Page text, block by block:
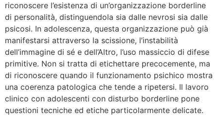
riconoscere l’esistenza di un’organizzazione borderline
di personalità, distinguendola sia dalle nevrosi sia dalle
psicosi. In adolescenza, questa organizzazione può già
manifestarsi attraverso la scissione, l’instabilità
dell’immagine di sé e dell’Altro, l’uso massiccio di difese
primitive. Non si tratta di etichettare precocemente, ma
di riconoscere quando il funzionamento psichico mostra
una coerenza patologica che tende a ripetersi. Il lavoro
clinico con adolescenti con disturbo borderline pone
questioni tecniche ed etiche particolarmente delicate.